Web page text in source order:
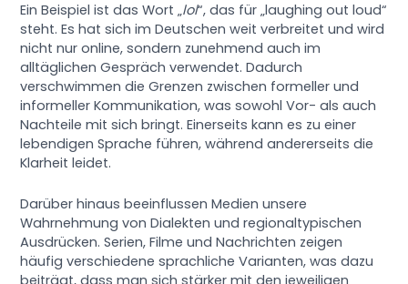
Ein Beispiel ist das Wort „lol“, das für „laughing out loud“
steht. Es hat sich im Deutschen weit verbreitet und wird
nicht nur online, sondern zunehmend auch im
alltäglichen Gespräch verwendet. Dadurch
verschwimmen die Grenzen zwischen formeller und
informeller Kommunikation, was sowohl Vor- als auch
Nachteile mit sich bringt. Einerseits kann es zu einer
lebendigen Sprache führen, während andererseits die
Klarheit leidet.
Darüber hinaus beeinflussen Medien unsere
Wahrnehmung von Dialekten und regionaltypischen
Ausdrücken. Serien, Filme und Nachrichten zeigen
häufig verschiedene sprachliche Varianten, was dazu
beiträgt, dass man sich stärker mit den jeweiligen